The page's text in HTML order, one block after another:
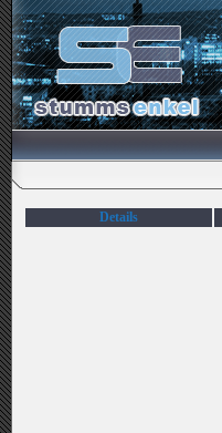
Details